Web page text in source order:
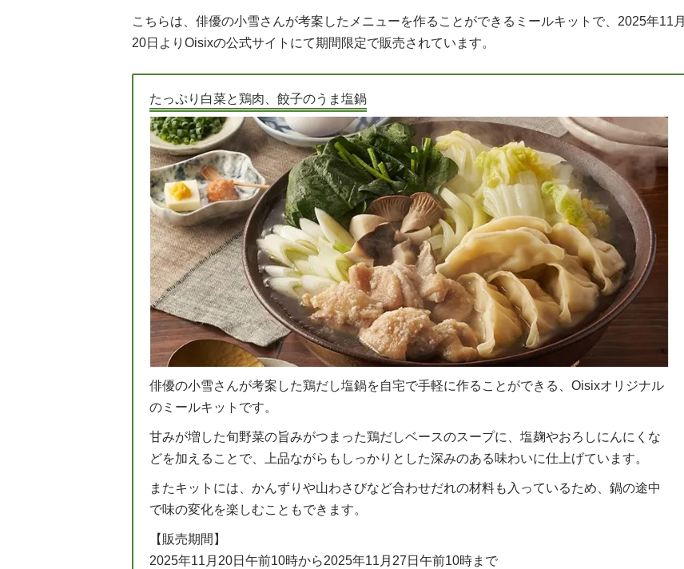
こちらは、俳優の小雪さんが考案したメニューを作ることができるミールキットで、2025年11月
20日よりOisixの公式サイトにて期間限定で販売されています。
たっぷり白菜と鶏肉、餃子のうま塩鍋
俳優の小雪さんが考案した鶏だし塩鍋を自宅で手軽に作ることができる、Oisixオリジナル
のミールキットです。
甘みが増した旬野菜の旨みがつまった鶏だしベースのスープに、塩麹やおろしにんにくな
どを加えることで、上品ながらもしっかりとした深みのある味わいに仕上げています。
またキットには、かんずりや山わさびなど合わせだれの材料も入っているため、鍋の途中
で味の変化を楽しむこともできます。
【販売期間】
2025年11月20日午前10時から2025年11月27日午前10時まで